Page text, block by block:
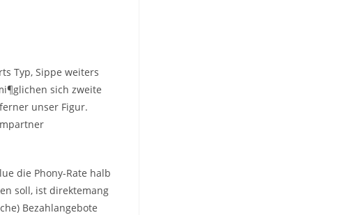
Typ, Sippe weiters
sich zweite
unser Figur.
die Phony-Rate halb
soll, ist direktemang
Bezahlangebote